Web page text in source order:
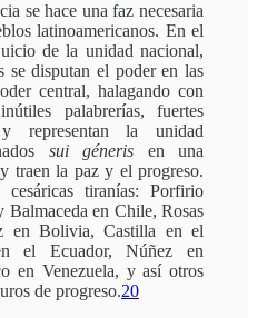
se hace una faz necesaria
latinoamericanos. En el
de la unidad nacional,
se disputan el poder en las
central, halagando con
palabrerías, fuertes
representan la unidad
sui géneris en una
traen la paz y el progreso.
cesáricas tiranías: Porfirio
en Chile, Rosas
en Bolivia, Castilla en el
el Ecuador, Núñez en
en Venezuela, y así otros
de progreso.20